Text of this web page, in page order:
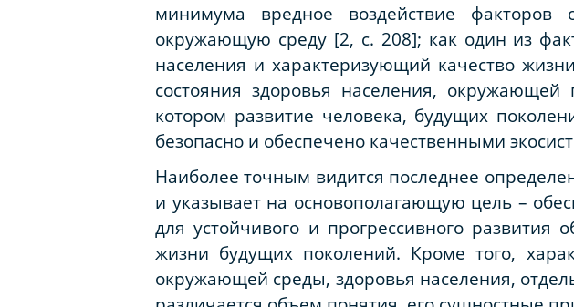
минимума вредное воздействие
окружающую среду [2, с. 208]; как один из
населения и характеризующий качество
состояния здоровья населения,
котором развитие человека, будущих
безопасно и обеспечено качественными
Наиболее точным видится последнее
и указывает на основополагающую цель –
для устойчивого и прогрессивного
жизни будущих поколений. Кроме того,
окружающей среды, здоровья населения,